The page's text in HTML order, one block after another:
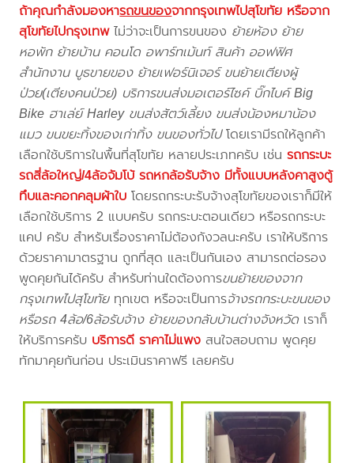
ถ้าคุณกำลังมองหารถขนของจากกรุงเทพไปสุโขทัย หรือจาก
สุโขทัยไปกรุงเทพไม่ว่าจะเป็นการขนของ ย้ายห้อง ย้าย
หอพัก ย้ายบ้าน คอนโด อพาร์ทเม้นท์ สินค้า ออฟฟิศ
สำนักงาน บูธขายของ ย้ายเฟอร์นิเจอร์ ขนย้ายเตียงผู้
ป่วย(เตียงคนป่วย) บริการขนส่งมอเตอร์ไซค์ บิ๊กไบค์ Big
Bike ฮาเล่ย์ Harley ขนส่งสัตว์เลี้ยง ขนส่งน้องหมาน้อง
แมว ขนขยะทิ้งของเก่าทิ้ง ขนของทั่วไปโดยเรามีรถให้ลูกค้า
เลือกใช้บริการในพื้นที่สุโขทัย หลายประเภทครับ เช่นรถกระบะ
รถสี่ล้อใหญ่/4ล้อจัมโบ้ รถหกล้อรับจ้าง มีทั้งแบบหลังคาสูงตู้
ทึบและคอกคลุมผ้าใบ โดยรถกระบะรับจ้างสุโขทัยของเราก็มีให้
เลือกใช้บริการ 2 แบบครับ รถกระบะตอนเดียว หรือรถกระบะ
แคป ครับ สำหรับเรื่องราคาไม่ต้องกังวลนะครับ เราให้บริการ
ด้วยราคามาตรฐาน ถูกที่สุด และเป็นกันเอง สามารถต่อรอง
พูดคุยกันได้ครับ สำหรับท่านใดต้องการขนย้ายของจาก
กรุงเทพไปสุโขทัยทุกเขต หรือจะเป็นการจ้างรถกระบะขนของ
หรือรถ 4ล้อ/6ล้อรับจ้าง ย้ายของกลับบ้านต่างจังหวัด เราก็
ให้บริการครับ บริการดี ราคาไม่แพง สนใจสอบถาม พูดคุย
ทักมาคุยกันก่อน ประเมินราคาฟรี เลยครับ